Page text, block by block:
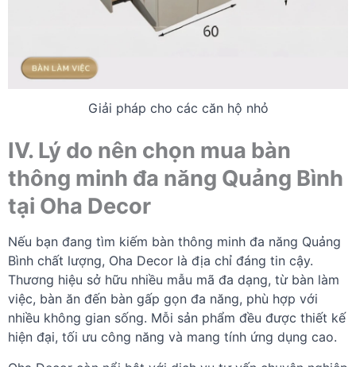
Giải pháp cho các căn hộ nhỏ
IV. Lý do nên chọn mua bàn
thông minh đa năng Quảng Bình
tại Oha Decor
Nếu bạn đang tìm kiếm bàn thông minh đa năng Quảng
Bình chất lượng, Oha Decor là địa chỉ đáng tin cậy.
Thương hiệu sở hữu nhiều mẫu mã đa dạng, từ bàn làm
việc, bàn ăn đến bàn gấp gọn đa năng, phù hợp với
nhiều không gian sống. Mỗi sản phẩm đều được thiết kế
hiện đại, tối ưu công năng và mang tính ứng dụng cao.